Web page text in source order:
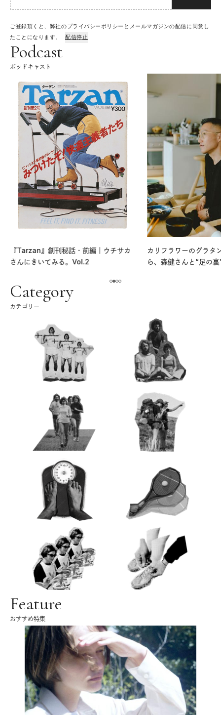
ご登録頂くと、弊社のプライバシーポリシーとメールマガジンの配信に同意し
たことになります。
配信停止
Podcast
ポッドキャスト
『Tarzan』創刊秘話・前編｜ウチサカ
さんにきいてみる。Vol.2
カリフラワーのグラタ
ら、森健さんと“足の
Category
カテゴリー
Feature
おすすめ特集